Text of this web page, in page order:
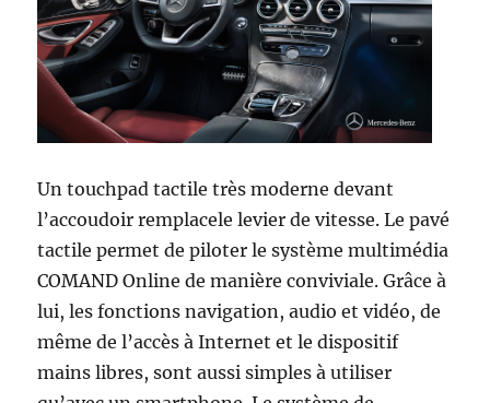
Un touchpad tactile très moderne devant
l’accoudoir remplacele levier de vitesse. Le pavé
tactile permet de piloter le système multimédia
COMAND Online de manière conviviale. Grâce à
lui, les fonctions navigation, audio et vidéo, de
même de l’accès à Internet et le dispositif
mains libres, sont aussi simples à utiliser